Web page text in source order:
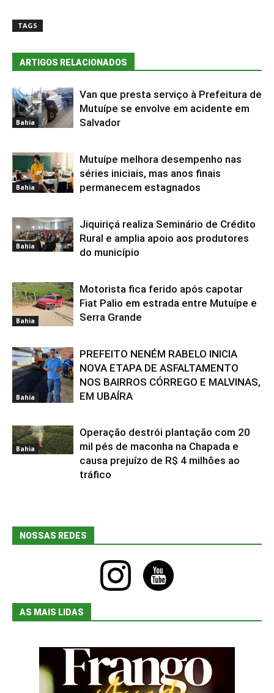
TAGS
ARTIGOS RELACIONADOS
Bahia
Van que presta serviço à Prefeitura de
Mutuípe se envolve em acidente em
Salvador
Bahia
Mutuípe melhora desempenho nas
séries iniciais, mas anos finais
permanecem estagnados
Bahia
Jiquiriçá realiza Seminário de Crédito
Rural e amplia apoio aos produtores
do município
Bahia
Motorista fica ferido após capotar
Fiat Palio em estrada entre Mutuípe e
Serra Grande
Bahia
PREFEITO NENÉM RABELO INICIA
NOVA ETAPA DE ASFALTAMENTO
NOS BAIRROS CÓRREGO E MALVINAS,
EM UBAÍRA
Bahia
Operação destrói plantação com 20
mil pés de maconha na Chapada e
causa prejuízo de R$ 4 milhões ao
tráfico
NOSSAS REDES
instagram youtube
AS MAIS LIDAS